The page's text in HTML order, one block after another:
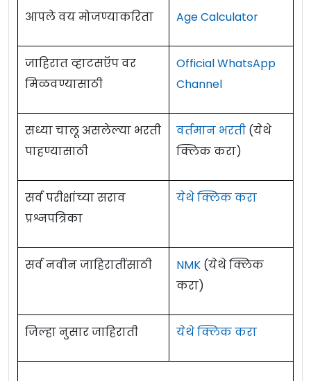
आपले वय मोजण्याकरिता Age Calculator
जाहिरात व्हाटसऍप वर
मिळवण्यासाठी
Official WhatsApp
Channel
सध्या चालू असलेल्या भरती
पाहण्यासाठी
वर्तमान भरती (येथे
क्लिक करा)
सर्व परीक्षांच्या सराव
प्रश्नपत्रिका
येथे क्लिक करा
सर्व नवीन जाहिरातींसाठी NMK (येथे क्लिक
करा)
जिल्हा नुसार जाहिराती येथे क्लिक करा